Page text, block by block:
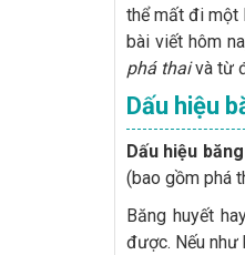
thể mất đi một
bài viết hôm
phá thaivà từ
Dấu hiệu
Dấu hiệu
(bao gồm phá
Băng huyết
được. Nếu